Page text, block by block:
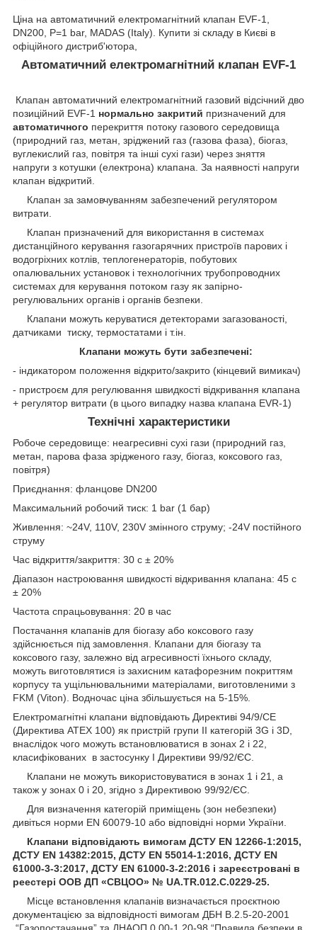
Ціна на автоматичний електромагнітний клапан EVF-1,
DN200, P=1 bar, MADAS (Italy). Купити зі складу в Києві в
офіційного дистриб'ютора,
Автоматичний електромагнітний клапан EVF-1
Клапан автоматичний електромагнітний газовий відсічний дво
позиційний EVF-1 нормально закритий призначений для
автоматичного перекриття потоку газового середовища
(природний газ, метан, зріджений газ (газова фаза), біогаз,
вуглекислий газ, повітря та інші сухі гази) через зняття
напруги з котушки (електрона) клапана. За наявності напруги
клапан відкритий.
Клапан за замовчуванням забезпечений регулятором
витрати.
Клапан призначений для використання в системах
дистанційного керування газогарячних пристроїв парових і
водогріхних котлів, теплогенераторів, побутових
опалювальних установок і технологічних трубопроводних
системах для керування потоком газу як запірно-
регулювальних органів і органів безпеки.
Клапани можуть керуватися детекторами загазованості,
датчиками тиску, термостатами і т.ін.
Клапани можуть бути забезпечені:
- індикатором положення відкрито/закрито (кінцевий вимикач)
- пристроєм для регулювання швидкості відкривання клапана
+ регулятор витрати (в цього випадку назва клапана EVR-1)
Технічні характеристики
Робоче середовище: неагресивні сухі гази (природний газ,
метан, парова фаза зрідженого газу, біогаз, коксового газ,
повітря)
Приєднання: фланцове DN200
Максимальний робочий тиск: 1 bar (1 бар)
Живлення: ~24V, 110V, 230V змінного струму; -24V постійного
струму
Час відкриття/закриття: 30 с ± 20%
Діапазон настроювання швидкості відкривання клапана: 45 с
± 20%
Частота спрацьовування: 20 в час
Постачання клапанів для біогазу або коксового газу
здійснюється під замовлення. Клапани для біогазу та
коксового газу, залежно від агресивності їхнього складу,
можуть виготовлятися із захисним катафорезним покриттям
корпусу та ущільнювальними матеріалами, виготовленими з
FKM (Viton). Водночас ціна збільшується на 5-15%.
Електромагнітні клапани відповідають Директиві 94/9/СЕ
(Директива АТЕХ 100) як пристрій групи II категорій 3G і 3D,
внаслідок чого можуть встановлюватися в зонах 2 і 22,
класифікованих в застосунку I Директиви 99/92/ЄС.
Клапани не можуть використовуватися в зонах 1 і 21, а
також у зонах 0 і 20, згідно з Директивою 99/92/ЄС.
Для визначення категорій приміщень (зон небезпеки)
дивіться норми EN 60079-10 або відповідні норми України.
Клапани відповідають вимогам ДСТУ EN 12266-1:2015,
ДСТУ EN 14382:2015, ДСТУ EN 55014-1:2016, ДСТУ EN
61000-3-3:2017, ДСТУ EN 61000-3-2:2016 і зареєстровані в
реестері ООВ ДП «СВЦОО» № UA.TR.012.C.0229-25.
Місце встановлення клапанів визначається проєктною
документацією за відповідності вимогам ДБН В.2.5-20-2001